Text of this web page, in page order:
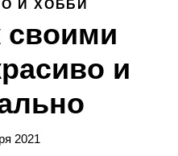
И ХОББИ
своими
и
2021